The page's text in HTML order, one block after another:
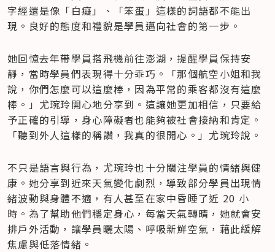
字經還是像「白癡」、「笨蛋」這樣的詞語都不能出
現。良好的態度和禮貌是學員邁向社會的第一步。
她回憶去年帶學員搭飛機前往澎湖，提醒學員保持安
靜，當時學員們表現得十分乖巧。「那個航空小姐和我
說，你們怎麼可以這麼棒，因為平常的乘客都沒有這麼
棒。」尤琬玲開心地分享到。這讓她更加相信，只要給
予正確的引導，身心障礙者也能夠被社會接納和肯定。
「聽到外人這樣的稱讚，我真的很開心。」尤琬玲說。
不只是語言與行為，尤琬玲也十分關注學員的情緒與健
康。她分享到近來天氣變化劇烈，導致部分學員出現情
緒波動與身體不適，有人甚至在家中昏睡了近 20 小
時。為了幫助他們穩定身心，每當天氣轉晴，她就會安
排戶外活動，讓學員曬太陽、呼吸新鮮空氣，藉此緩解
焦慮與低落情緒。